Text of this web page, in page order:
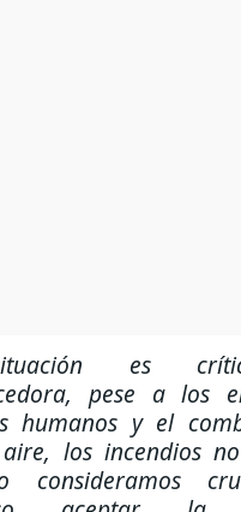
es
pese a los
humanos y el
los incendios no
consideramos